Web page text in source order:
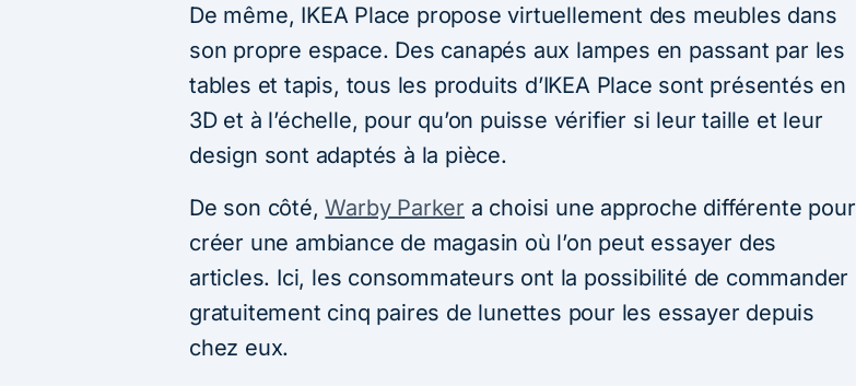
De même, IKEA Place propose virtuellement des meubles dans
son propre espace. Des canapés aux lampes en passant par les
tables et tapis, tous les produits d’IKEA Place sont présentés en
3D et à l’échelle, pour qu’on puisse vérifier si leur taille et leur
design sont adaptés à la pièce.
De son côté,Warby Parker a choisi une approche différente pour
créer une ambiance de magasin où l’on peut essayer des
articles. Ici, les consommateurs ont la possibilité de commander
gratuitement cinq paires de lunettes pour les essayer depuis
chez eux.